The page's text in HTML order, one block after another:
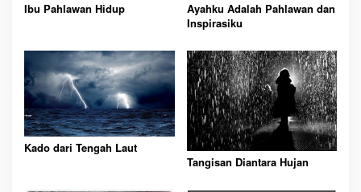
Ibu Pahlawan Hidup
Ayahku Adalah Pahlawan dan
Inspirasiku
Kado dari Tengah Laut
Tangisan Diantara Hujan